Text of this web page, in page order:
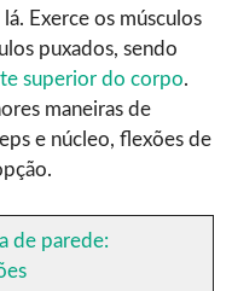
Exerce os músculos
puxados, sendo
superior do corpo.
maneiras de
e núcleo, flexões de
de parede: